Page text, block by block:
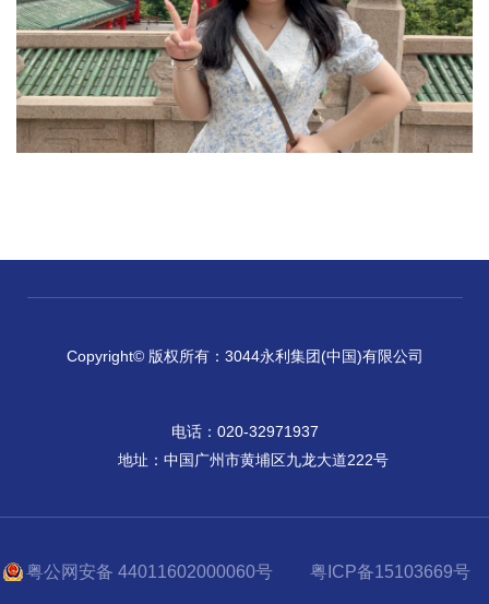
Copyright© 版权所有：3044永利集团(中国)有限公司
电话：020-32971937
地址：中国广州市黄埔区九龙大道222号
粤公网安备 44011602000060号 粤ICP备15103669号